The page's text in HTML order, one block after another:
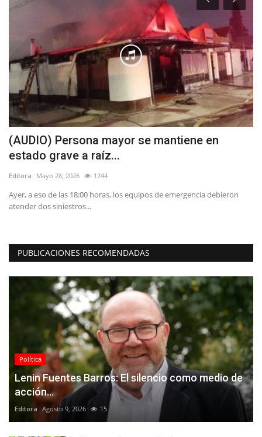
(AUDIO) Persona mayor se mantiene en
estado grave a raíz...
Editora Mayo 28, 2026 1244
Ayer, a eso de las 18:00 horas, los equipos de emergencia debieron
atender dos siniestros...
PUBLICACIONES RECOMENDADAS
Política
Lenin Fuentes Barros: El silencio como medio de
acción...
Editora Agosto 9, 2026 15